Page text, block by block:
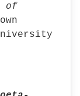
of